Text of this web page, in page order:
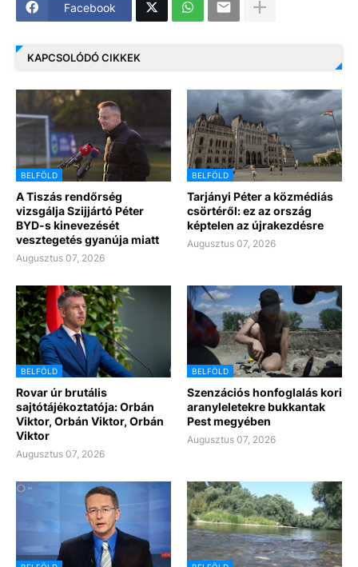
Facebook
KAPCSOLÓDÓ CIKKEK
BELFÖLD
A Tiszás rendőrség
vizsgálja Szijjártó Péter
BYD-s kinevezését
vesztegetés gyanúja miatt
Augusztus 07, 2026
BELFÖLD
Tarjányi Péter a közmédiás
csörtéről: ez az ország
képtelen az újrakezdésre
Augusztus 07, 2026
BELFÖLD
Rovar úr brutális
sajtótájékoztatója: Orbán
Viktor, Orbán Viktor, Orbán
Viktor
Augusztus 07, 2026
BELFÖLD
Szenzációs honfoglalás kori
aranyleletekre bukkantak
Pest megyében
Augusztus 07, 2026